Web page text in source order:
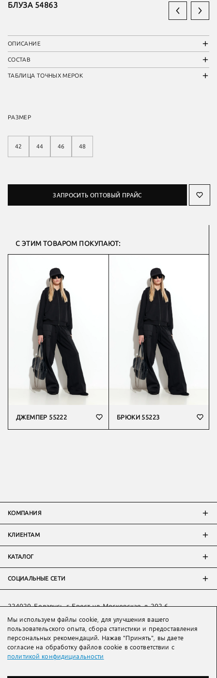
БЛУЗА 54863
ОПИСАНИЕ
СОСТАВ
ТАБЛИЦА ТОЧНЫХ МЕРОК
РАЗМЕР
42 44 46 48
ЗАПРОСИТЬ ОПТОВЫЙ ПРАЙС
С ЭТИМ ТОВАРОМ ПОКУПАЮТ:
ДЖЕМПЕР 55222 БРЮКИ 55223
КОМПАНИЯ
КЛИЕНТАМ
КАТАЛОГ
СОЦИАЛЬНЫЕ СЕТИ
214018 Россия, г. Смоленск, пр-т. Гагарина, д. 19
224020, Беларусь, г. Брест, ул. Московская, д. 202-6
Тел:+7 993 398 36 60(WhatsApp
Тел:+375 29 205 80 10( WhatsApp,Viber)
Email:ved@lakbi.com
Мы используем файлы cookie, для улучшения вашего
пользовательского опыта, сбора статистики и предоставления
персональных рекомендаций. Нажав "Принять", вы даете
согласие на обработку файлов cookie в соответствии с
политикой конфидициальности